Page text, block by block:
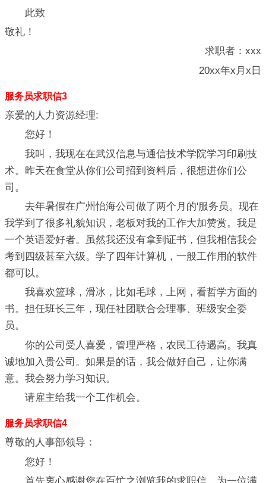
此致
敬礼！
求职者：xxx
20xx年x月x日
服务员求职信3
亲爱的人力资源经理:
您好！
我叫，我现在在武汉信息与通信技术学院学习印刷技
术。昨天在食堂从你们公司招到资料后，很想进你们公
司。
去年暑假在广州怡海公司做了两个月的'服务员。现在
我学到了很多礼貌知识，老板对我的工作大加赞赏。我是
一个英语爱好者。虽然我还没有拿到证书，但我相信我会
考到四级甚至六级。学了四年计算机，一般工作用的软件
都可以。
我喜欢篮球，滑冰，比如毛球，上网，看哲学方面的
书。担任班长三年，现任社团联合会理事、班级安全委
员。
你的公司受人喜爱，管理严格，农民工待遇高。我真
诚地加入贵公司。如果是的话，我会做好自己，让你满
意。我会努力学习知识。
请雇主给我一个工作机会。
服务员求职信4
尊敬的人事部领导：
您好！